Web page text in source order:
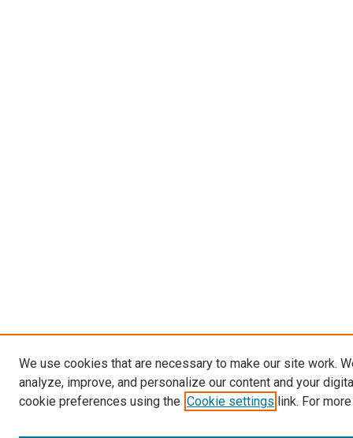
We use cookies that are necessary to make our site work.
analyze, improve, and personalize our content and your
cookie preferences using the Cookie settings link. For